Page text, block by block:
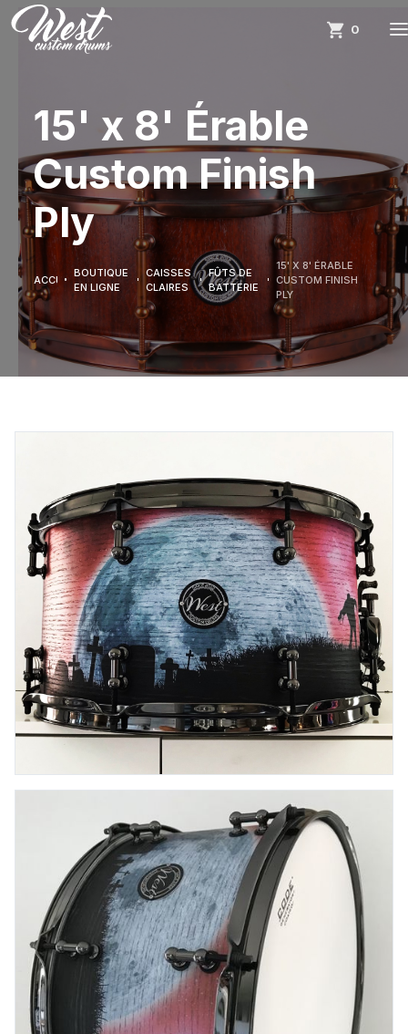
0
15' x 8' Érable
Custom Finish
Ply
ACCUEIL
BOUTIQUE
EN LIGNE
CAISSES
CLAIRES
FÛTS DE
BATTERIE
15' X 8' ÉRABLE
CUSTOM FINISH
PLY